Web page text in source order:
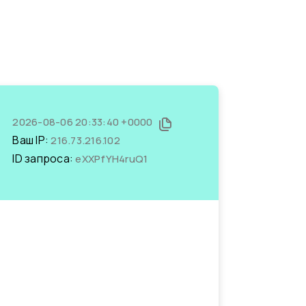
2026-08-06 20:33:40 +0000
Ваш IP:216.73.216.102
ID запроса:eXXPfYH4ruQ1